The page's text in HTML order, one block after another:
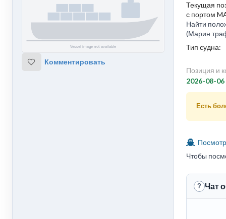
Комментировать
Текущая
с портом
Найти
(Марин
Тип судна:
Позиция и
2026-08-06
Есть
Чтобы
? Чат